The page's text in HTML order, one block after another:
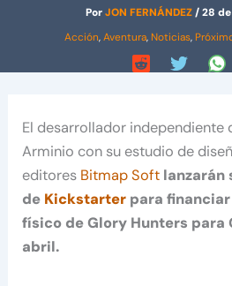
PorJON FERNÁNDEZ/28
Acción,Aventura, Noticias,
El desarrollador independiente
Arminio con su estudio de
editores Bitmap Soft lanzarán
de Kickstarter para
físico de Glory Hunters para
abril.